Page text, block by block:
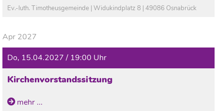
Ev.-luth. Timotheusgemeinde | Widukindplatz 8 | 49086 Osnabrück
Apr 2027
Do, 15.04.2027 / 19:00 Uhr
Kirchenvorstandssitzung
mehr ...